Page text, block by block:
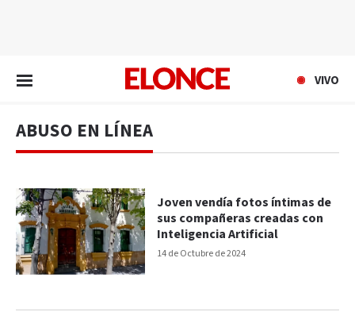
VIVO
ABUSO EN LÍNEA
14 de Octubre de 2024
Joven vendía fotos íntimas de
sus compañeras creadas con
Inteligencia Artificial